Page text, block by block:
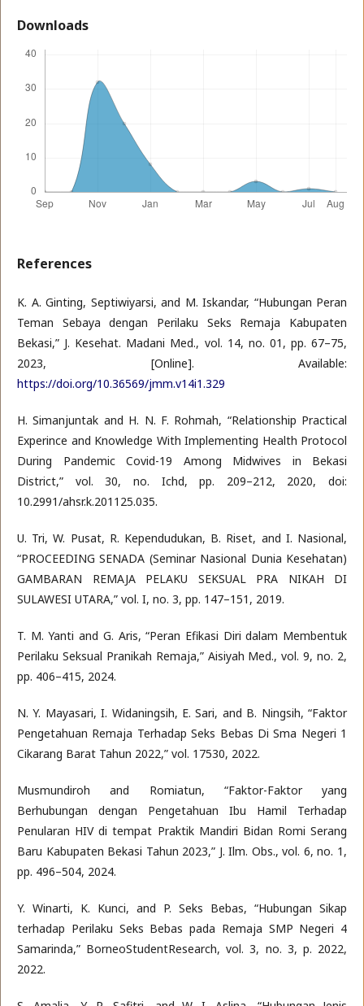
Downloads
References
K. A. Ginting, Septiwiyarsi, and M. Iskandar, “Hubungan Peran
Teman Sebaya dengan Perilaku Seks Remaja Kabupaten
Bekasi,” J. Kesehat. Madani Med., vol. 14, no. 01, pp. 67–75,
2023, [Online]. Available:
https://doi.org/10.36569/jmm.v14i1.329
H. Simanjuntak and H. N. F. Rohmah, “Relationship Practical
Experince and Knowledge With Implementing Health Protocol
During Pandemic Covid-19 Among Midwives in Bekasi
District,” vol. 30, no. Ichd, pp. 209–212, 2020, doi:
10.2991/ahsr.k.201125.035.
U. Tri, W. Pusat, R. Kependudukan, B. Riset, and I. Nasional,
“PROCEEDING SENADA (Seminar Nasional Dunia Kesehatan)
GAMBARAN REMAJA PELAKU SEKSUAL PRA NIKAH DI
SULAWESI UTARA,” vol. I, no. 3, pp. 147–151, 2019.
T. M. Yanti and G. Aris, “Peran Efikasi Diri dalam Membentuk
Perilaku Seksual Pranikah Remaja,” Aisiyah Med., vol. 9, no. 2,
pp. 406–415, 2024.
N. Y. Mayasari, I. Widaningsih, E. Sari, and B. Ningsih, “Faktor
Pengetahuan Remaja Terhadap Seks Bebas Di Sma Negeri 1
Cikarang Barat Tahun 2022,” vol. 17530, 2022.
Musmundiroh and Romiatun, “Faktor-Faktor yang
Berhubungan dengan Pengetahuan Ibu Hamil Terhadap
Penularan HIV di tempat Praktik Mandiri Bidan Romi Serang
Baru Kabupaten Bekasi Tahun 2023,” J. Ilm. Obs., vol. 6, no. 1,
pp. 496–504, 2024.
Y. Winarti, K. Kunci, and P. Seks Bebas, “Hubungan Sikap
terhadap Perilaku Seks Bebas pada Remaja SMP Negeri 4
Samarinda,” BorneoStudentResearch, vol. 3, no. 3, p. 2022,
2022.